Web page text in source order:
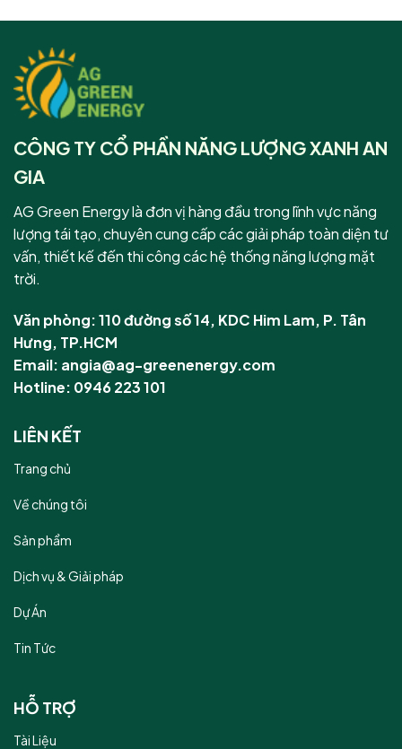
CÔNG TY CỔ PHẦN NĂNG LƯỢNG XANH AN
GIA
AG Green Energy là đơn vị hàng đầu trong lĩnh vực năng
lượng tái tạo, chuyên cung cấp các giải pháp toàn diện tư
vấn, thiết kế đến thi công các hệ thống năng lượng mặt
trời.
Văn phòng: 110 đường số 14, KDC Him Lam, P. Tân
Hưng, TP.HCM
Email: angia@ag-greenenergy.com
Hotline: 0946 223 101
LIÊN KẾT
Trang chủ
Về chúng tôi
Sản phẩm
Dịch vụ & Giải pháp
Dự Án
Tin Tức
HỖ TRỢ
Tài Liệu